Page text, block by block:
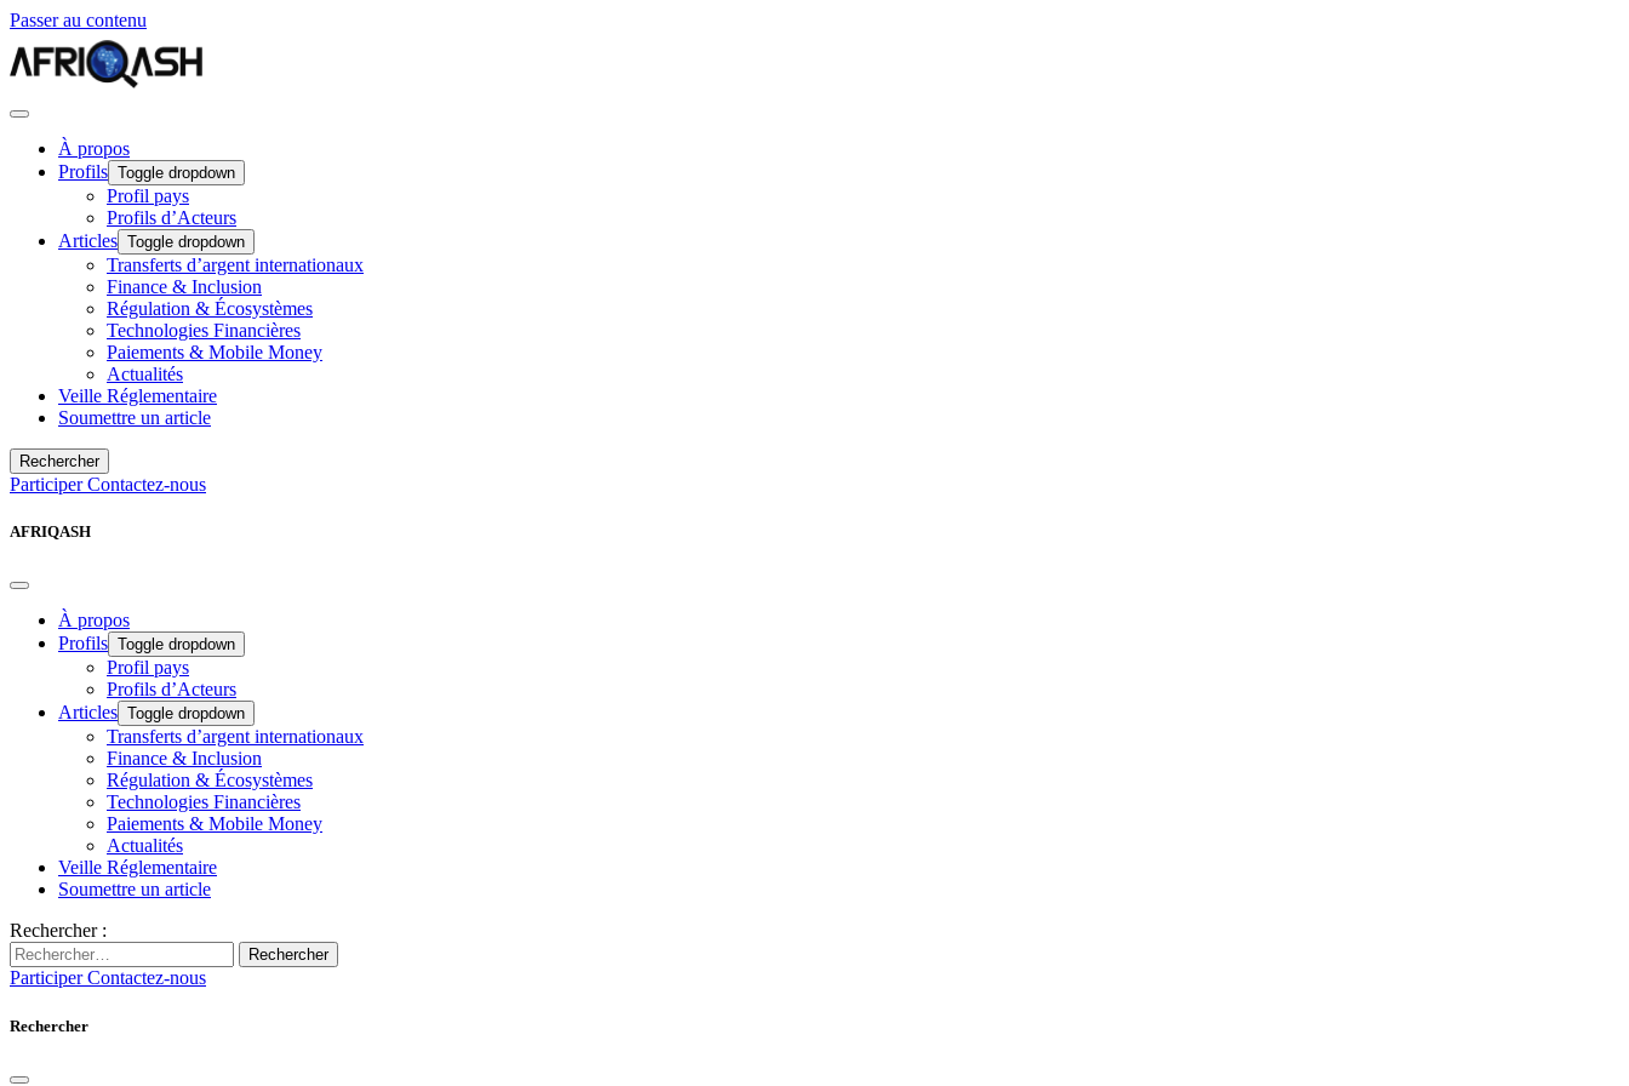
Passer au contenu
À propos
Profils Toggle dropdown
Profil pays
Profils d’Acteurs
Articles Toggle dropdown
Transferts d’argent internationaux
Finance & Inclusion
Régulation & Écosystèmes
Technologies Financières
Paiements & Mobile Money
Actualités
Veille Réglementaire
Soumettre un article
Rechercher
ParticiperContactez-nous
AFRIQASH
À propos
Profils Toggle dropdown
Profil pays
Profils d’Acteurs
Articles Toggle dropdown
Transferts d’argent internationaux
Finance & Inclusion
Régulation & Écosystèmes
Technologies Financières
Paiements & Mobile Money
Actualités
Veille Réglementaire
Soumettre un article
Rechercher :
Rechercher
ParticiperContactez-nous
Rechercher